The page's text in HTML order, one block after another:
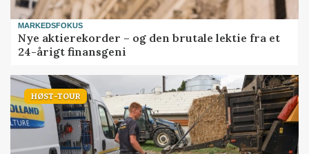
MARKEDSFOKUS
Nye aktierekorder – og den brutale lektie fra et
24-årigt finansgeni
HØST-TOUR